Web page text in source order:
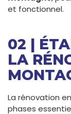
et fonctionnel.
02 |
LA
La rénovation
phases